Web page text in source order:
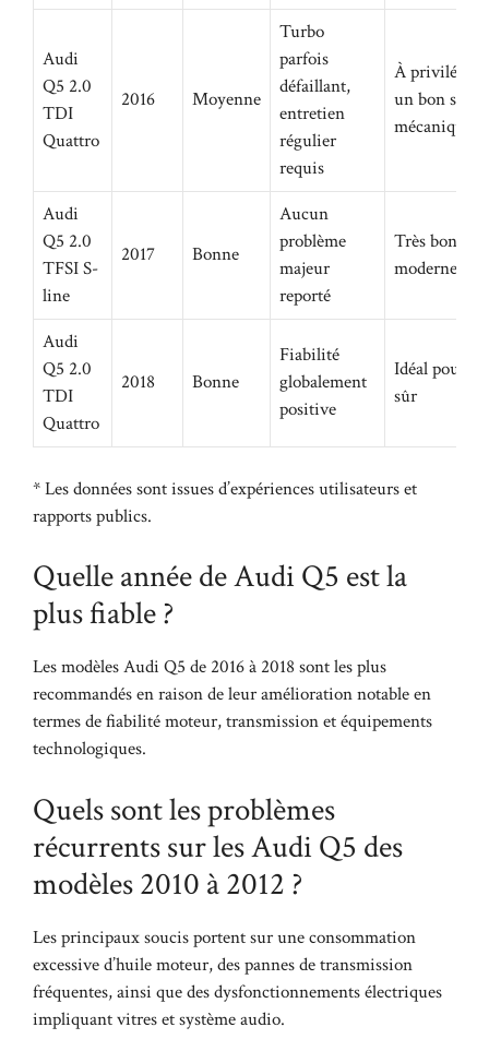
Audi
Q5 2.0
TDI
Quattro
2016 Moyenne
Turbo
parfois
défaillant,
entretien
régulier
requis
À privilégier
un bon suivi
mécanique
Audi
Q5 2.0
TFSI S-
line
2017 Bonne
Aucun
problème
majeur
reporté
Très bon
moderne et
Audi
Q5 2.0
TDI
Quattro
2018 Bonne
Fiabilité
globalement
positive
Idéal pour
sûr
* Les données sont issues d’expériences utilisateurs et
rapports publics.
Quelle année de Audi Q5 est la
plus fiable ?
Les modèles Audi Q5 de 2016 à 2018 sont les plus
recommandés en raison de leur amélioration notable en
termes de fiabilité moteur, transmission et équipements
technologiques.
Quels sont les problèmes
récurrents sur les Audi Q5 des
modèles 2010 à 2012 ?
Les principaux soucis portent sur une consommation
excessive d’huile moteur, des pannes de transmission
fréquentes, ainsi que des dysfonctionnements électriques
impliquant vitres et système audio.